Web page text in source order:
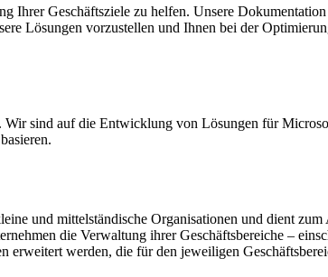
Ihrer Geschäftsziele zu helfen. Unsere
Lösungen vorzustellen und Ihnen bei der
sind auf die Entwicklung von Lösungen für
und mittelständische Organisationen und dient
die Verwaltung ihrer Geschäftsbereiche –
werden, die für den jeweiligen